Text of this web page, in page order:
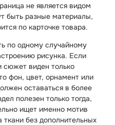
не является видом
быть разные материалы,
по карточке товара.
по одному случайному
рисунка. Если
сюжет виден только
фон, цвет, орнамент или
оставаться в более
полезен только тогда,
ищет именно мотив
без дополнительных